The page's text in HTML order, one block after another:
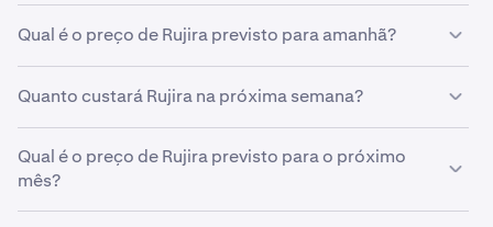
Qual é o preço de Rujira previsto para amanhã?
Com a sua taxa de crescimento prevista de
Quanto custará Rujira na próxima semana?
Utilizando a sua previsão de taxa de crescimento de
o preço estimado de
Qual é o preço de Rujira previsto para o próximo
mês?